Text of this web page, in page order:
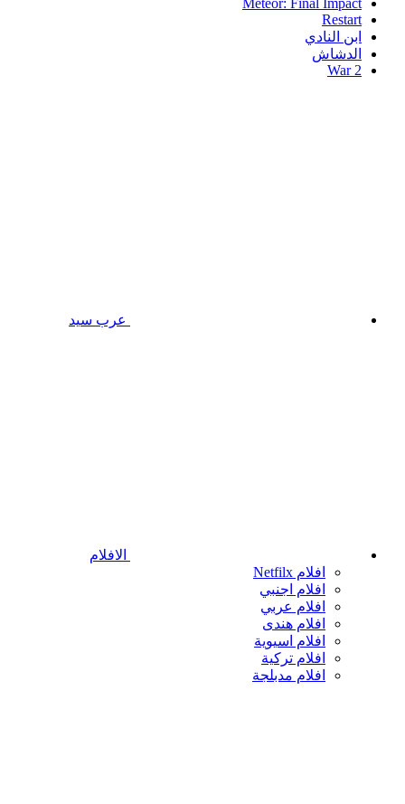
Meteor: Final Impact
Restart
ابن النادي
الدشاش
War 2
عرب سيد
الافلام
افلام Netfilx
افلام اجنبي
افلام عربي
افلام هندى
افلام اسيوية
افلام تركية
افلام مدبلجة